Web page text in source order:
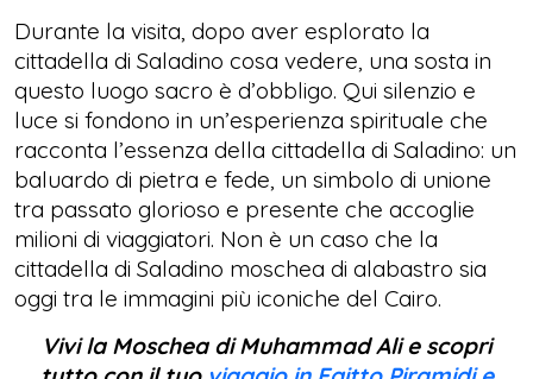
Durante la visita, dopo aver esplorato la
cittadella di Saladino cosa vedere, una sosta in
questo luogo sacro è d’obbligo. Qui silenzio e
luce si fondono in un’esperienza spirituale che
racconta l’essenza della cittadella di Saladino: un
baluardo di pietra e fede, un simbolo di unione
tra passato glorioso e presente che accoglie
milioni di viaggiatori. Non è un caso che la
cittadella di Saladino moschea di alabastro sia
oggi tra le immagini più iconiche del Cairo.
Vivi la Moschea di Muhammad Ali e scopri